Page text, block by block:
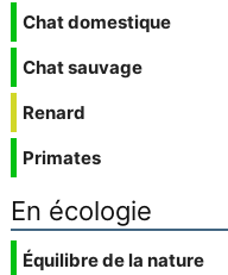
Chat domestique
Chat sauvage
Renard
Primates
En écologie
Équilibre de la nature